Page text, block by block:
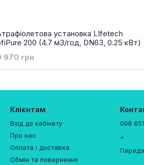
установка LIfetech
200 (4.7 м3/год, DN63, 0.25 кВт)
970 грн
Клієнтам
Вхід до кабінету
Про нас
Оплата і доставка
Обмін та повернення
098
+